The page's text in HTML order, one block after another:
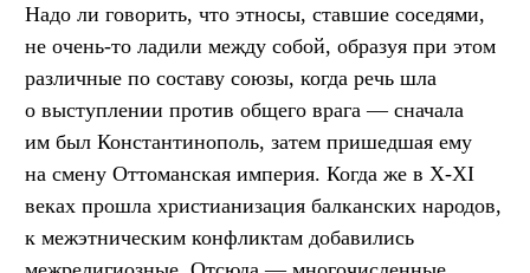
Надо ли говорить, что этносы, ставшие соседями,
не очень-то ладили между собой, образуя при этом
различные по составу союзы, когда речь шла
о выступлении против общего врага — сначала
им был Константинополь, затем пришедшая ему
на смену Оттоманская империя. Когда же в X-XI
веках прошла христианизация балканских народов,
к межэтническим конфликтам добавились